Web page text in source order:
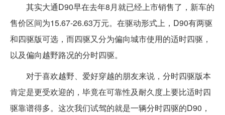
其实大通D90早在去年8月就已经上市销售了，新车的
售价区间为15.67-26.63万元。在驱动形式上，D90有两驱
和四驱版可选，而四驱又分为偏向城市使用的适时四驱，
以及偏向越野路况的分时四驱。
对于喜欢越野、爱好穿越的朋友来说，分时四驱版本
肯定是更受欢迎的，毕竟在可靠性及耐久度上要比适时四
驱靠谱得多。这次我们试驾的就是一辆分时四驱的D90，